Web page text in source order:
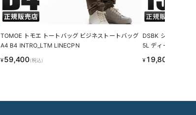
TOMOE トモエ トートバッグ ビジネストートバッグ
A4 B4 INTRO_LTM LINECPN
¥59,400(税込)
DSBK ショルダー
5L ディーエスビー
¥ 19,800